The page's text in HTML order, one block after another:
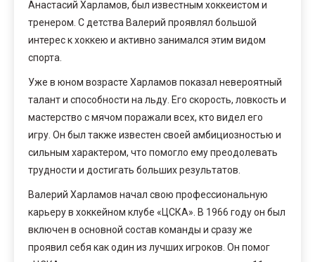
Анастасий Харламов, был известным хоккеистом и
тренером. С детства Валерий проявлял большой
интерес к хоккею и активно занимался этим видом
спорта.
Уже в юном возрасте Харламов показал невероятный
талант и способности на льду. Его скорость, ловкость и
мастерство с мячом поражали всех, кто видел его
игру. Он был также известен своей амбициозностью и
сильным характером, что помогло ему преодолевать
трудности и достигать больших результатов.
Валерий Харламов начал свою профессиональную
карьеру в хоккейном клубе «ЦСКА». В 1966 году он был
включен в основной состав команды и сразу же
проявил себя как один из лучших игроков. Он помог